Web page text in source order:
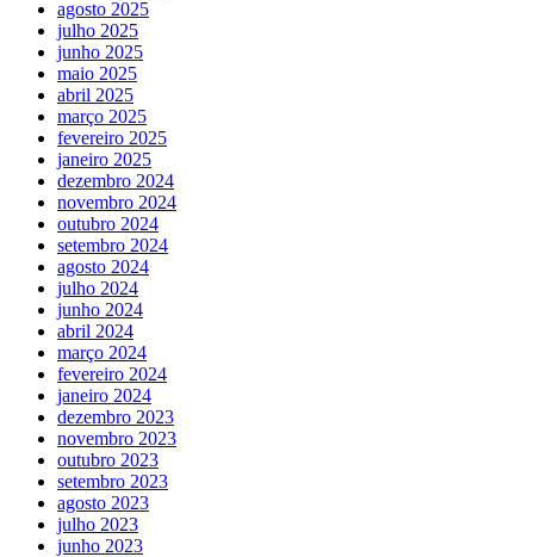
agosto 2025
julho 2025
junho 2025
maio 2025
abril 2025
março 2025
fevereiro 2025
janeiro 2025
dezembro 2024
novembro 2024
outubro 2024
setembro 2024
agosto 2024
julho 2024
junho 2024
abril 2024
março 2024
fevereiro 2024
janeiro 2024
dezembro 2023
novembro 2023
outubro 2023
setembro 2023
agosto 2023
julho 2023
junho 2023